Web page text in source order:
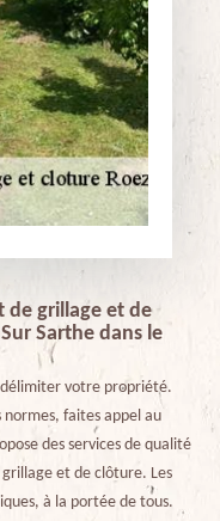
de grillage et de
Sarthe dans le
votre propriété.
normes, faites appel au
des services de qualité
et de clôture. Les
à la portée de tous.